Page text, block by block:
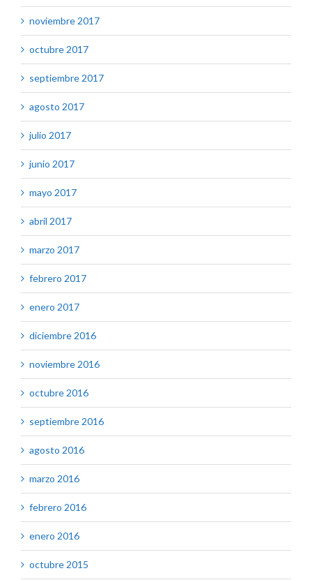
noviembre 2017
octubre 2017
septiembre 2017
agosto 2017
julio 2017
junio 2017
mayo 2017
abril 2017
marzo 2017
febrero 2017
enero 2017
diciembre 2016
noviembre 2016
octubre 2016
septiembre 2016
agosto 2016
marzo 2016
febrero 2016
enero 2016
octubre 2015